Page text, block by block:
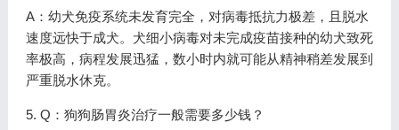
A：幼犬免疫系统未发育完全，对病毒抵抗力极差，且脱水
速度远快于成犬。犬细小病毒对未完成疫苗接种的幼犬致死
率极高，病程发展迅猛，数小时内就可能从精神稍差发展到
严重脱水休克。
5. Q：狗狗肠胃炎治疗一般需要多少钱？